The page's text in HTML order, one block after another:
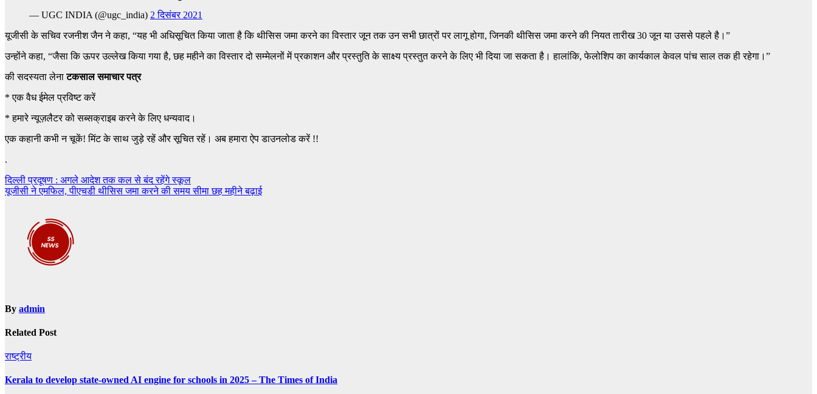
— UGC INDIA (@ugc_india) 2 दिसंबर 2021
यूजीसी के सचिव रजनीश जैन ने कहा, “यह भी अधिसूचित किया जाता है कि थीसिस जमा करने का विस्तार जून तक उन सभी छात्रों पर लागू होगा, जिनकी थीसिस जमा करने की नियत तारीख 30 जून या उससे पहले है।”
उन्होंने कहा, “जैसा कि ऊपर उल्लेख किया गया है, छह महीने का विस्तार दो सम्मेलनों में प्रकाशन और प्रस्तुति के साक्ष्य प्रस्तुत करने के लिए भी दिया जा सकता है। हालांकि, फेलोशिप का कार्यकाल केवल पांच साल तक ही रहेगा।”
की सदस्यता लेनाटकसाल समाचार पत्र
* एक वैध ईमेल प्रविष्ट करें
* हमारे न्यूज़लैटर को सब्सक्राइब करने के लिए धन्यवाद।
एक कहानी कभी न चूकें! मिंट के साथ जुड़े रहें और सूचित रहें। अब हमारा ऐप डाउनलोड करें !!
.
Post
navigation
दिल्ली प्रदूषण : अगले आदेश तक कल से बंद रहेंगे स्कूल
यूजीसी ने एमफिल, पीएचडी थीसिस जमा करने की समय सीमा छह महीने बढ़ाई
By admin
Related Post
राष्ट्रीय
Kerala to develop state-owned AI engine for schools in 2025 – The Times of India